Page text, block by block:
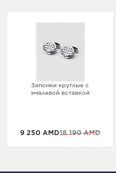
Запонки круглые с
эмалевой вставкой
9 250 AMD18 190 AMD